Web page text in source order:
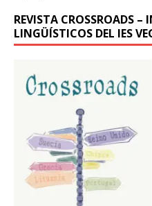
REVISTA CROSSROADS –
LINGÜÍSTICOS DEL IES